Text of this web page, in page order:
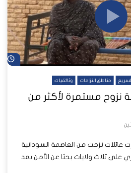
مناطق النزاعات وثائقيات
نزوح مستمرة لأكثر من
يوليو 2024 اضطرت عائلات نزحت من العاصمة السودانية
على ثلاث ولايات بحثا عن الأمن بعد